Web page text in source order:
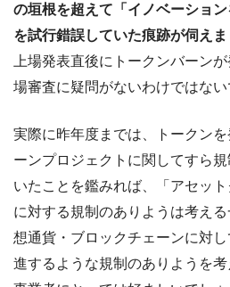
の垣根を超えて「イノベーション
を試行錯誤していた痕跡が伺えま
上場発表直後にトークンバーン
場審査に疑問がないわけではない
実際に昨年度までは、トークン
ーンプロジェクトに関してすら
いたことを鑑みれば、「アセッ
に対する規制のありようは考え
想通貨・ブロックチェーンに対
進するような規制のありようを